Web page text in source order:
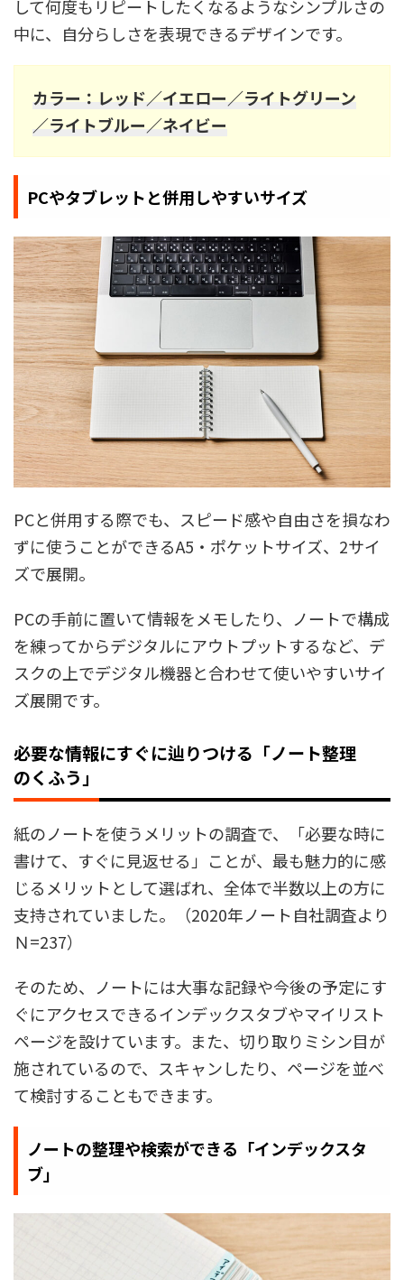
して何度もリピートしたくなるようなシンプルさの
中に、自分らしさを表現できるデザインです。
カラー：レッド／イエロー／ライトグリーン
／ライトブルー／ネイビー
PCやタブレットと併用しやすいサイズ
PCと併用する際でも、スピード感や自由さを損なわ
ずに使うことができるA5・ポケットサイズ、2サイ
ズで展開。
PCの手前に置いて情報をメモしたり、ノートで構成
を練ってからデジタルにアウトプットするなど、デ
スクの上でデジタル機器と合わせて使いやすいサイ
ズ展開です。
必要な情報にすぐに辿りつける「ノート整理
のくふう」
紙のノートを使うメリットの調査で、「必要な時に
書けて、すぐに見返せる」ことが、最も魅力的に感
じるメリットとして選ばれ、全体で半数以上の方に
支持されていました。（2020年ノート自社調査より
Ｎ=237）
そのため、ノートには大事な記録や今後の予定にす
ぐにアクセスできるインデックスタブやマイリスト
ページを設けています。また、切り取りミシン目が
施されているので、スキャンしたり、ページを並べ
て検討することもできます。
ノートの整理や検索ができる「インデックスタ
ブ」